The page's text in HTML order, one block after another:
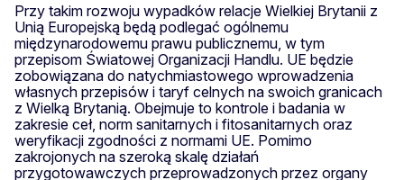
Przy takim rozwoju wypadków relacje Wielkiej Brytanii z
Unią Europejską będą podlegać ogólnemu
międzynarodowemu prawu publicznemu, w tym
przepisom Światowej Organizacji Handlu. UE będzie
zobowiązana do natychmiastowego wprowadzenia
własnych przepisów i taryf celnych na swoich granicach
z Wielką Brytanią. Obejmuje to kontrole i badania w
zakresie ceł, norm sanitarnych i fitosanitarnych oraz
weryfikacji zgodności z normami UE. Pomimo
zakrojonych na szeroką skalę działań
przygotowawczych przeprowadzonych przez organy